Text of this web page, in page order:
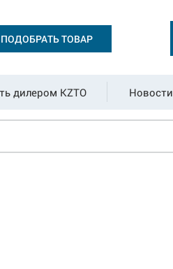
ПОДОБРАТЬ ТОВАР
дилером KZTO Новости